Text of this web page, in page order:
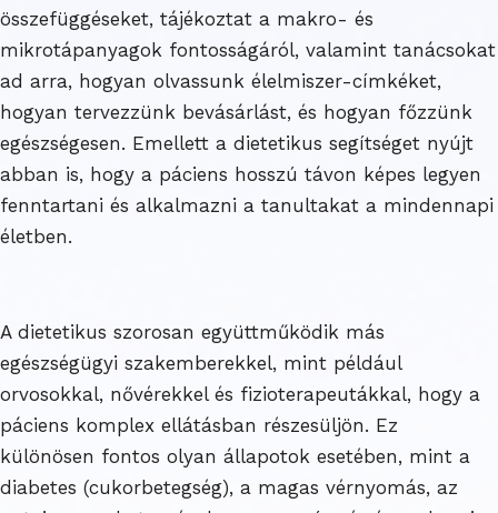
összefüggéseket, tájékoztat a makro- és
mikrotápanyagok fontosságáról, valamint tanácsokat
ad arra, hogyan olvassunk élelmiszer-címkéket,
hogyan tervezzünk bevásárlást, és hogyan főzzünk
egészségesen. Emellett a dietetikus segítséget nyújt
abban is, hogy a páciens hosszú távon képes legyen
fenntartani és alkalmazni a tanultakat a mindennapi
életben.
A dietetikus szorosan együttműködik más
egészségügyi szakemberekkel, mint például
orvosokkal, nővérekkel és fizioterapeutákkal, hogy a
páciens komplex ellátásban részesüljön. Ez
különösen fontos olyan állapotok esetében, mint a
diabetes (cukorbetegség), a magas vérnyomás, az